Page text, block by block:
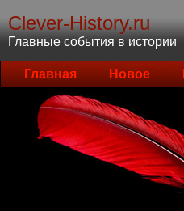
Clever-History.ru
Главные события в истории
Главная Новое